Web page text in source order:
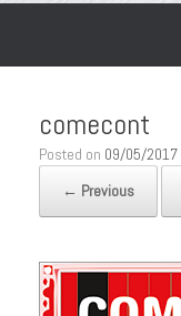
comecont
Posted on 09/05/2017
← Previous